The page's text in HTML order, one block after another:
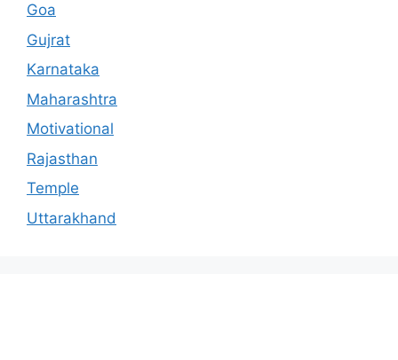
Goa
Gujrat
Karnataka
Maharashtra
Motivational
Rajasthan
Temple
Uttarakhand